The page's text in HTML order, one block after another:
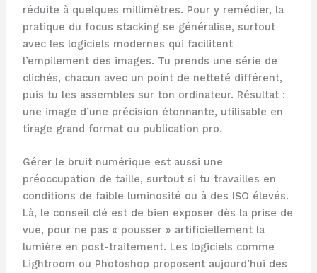
réduite à quelques millimètres. Pour y remédier, la
pratique du focus stacking se généralise, surtout
avec les logiciels modernes qui facilitent
l’empilement des images. Tu prends une série de
clichés, chacun avec un point de netteté différent,
puis tu les assembles sur ton ordinateur. Résultat :
une image d’une précision étonnante, utilisable en
tirage grand format ou publication pro.
Gérer le bruit numérique est aussi une
préoccupation de taille, surtout si tu travailles en
conditions de faible luminosité ou à des ISO élevés.
Là, le conseil clé est de bien exposer dès la prise de
vue, pour ne pas « pousser » artificiellement la
lumière en post-traitement. Les logiciels comme
Lightroom ou Photoshop proposent aujourd’hui des